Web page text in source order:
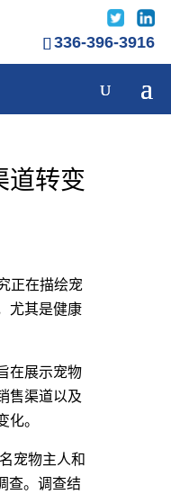
336-396-3916
道转变
正在描绘宠
尤其是健康
在展示宠物
售渠道以及
。
宠物主人和
查。调查结